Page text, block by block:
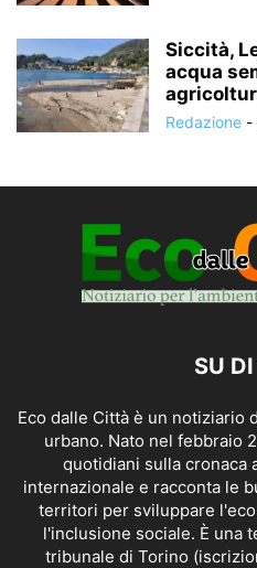
Siccità,
acqua
Redazione -
SU
Eco dalle Città è un notiziario
urbano. Nato nel febbraio
quotidiani sulla cronaca
internazionale e racconta le
territori per sviluppare
l'inclusione sociale. È una
tribunale di Torino